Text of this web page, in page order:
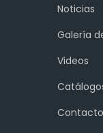
Noticias
Galería
Videos
Contacto